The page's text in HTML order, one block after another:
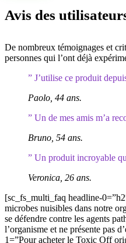
Avis des
De nombreux témoignages et
personnes qui l’ont déjà
” J’utilise ce produit
Paolo, 44 ans.
” Un de mes amis m’a
Bruno, 54 ans.
” Un produit incroyable
Veronica, 26 ans.
[sc_fs_multi_faq headline-
microbes nuisibles dans notre
se défendre contre les agents
l’organisme et ne présente pas
1=”Pour acheter le Toxic Off